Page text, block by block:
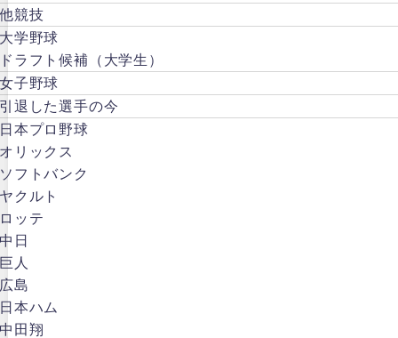
競技
学野球
ラフト候補（大学生）
子野球
退した選手の今
本プロ野球
リックス
フトバンク
クルト
ッテ
日
人
島
本ハム
田翔